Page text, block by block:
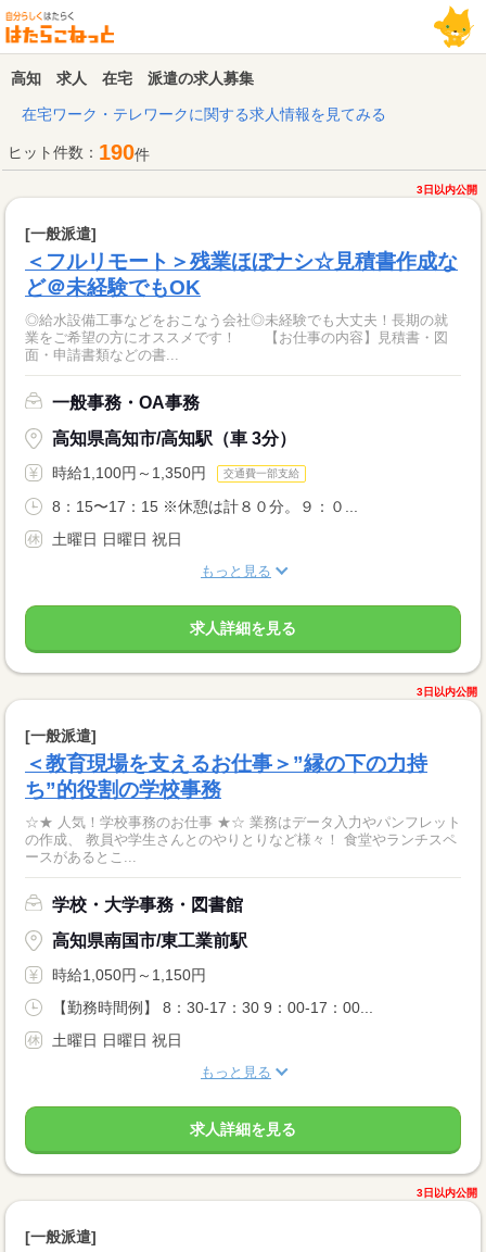
高知 求人 在宅 派遣の求人募集
在宅ワーク・テレワークに関する求人情報を見てみる
ヒット件数： 190件
3日以内公開
[一般派遣]
＜フルリモート＞残業ほぼナシ☆見積書作成な
ど＠未経験でもOK
◎給水設備工事などをおこなう会社◎未経験でも大丈夫！長期の就
業をご希望の方にオススメです！ 【お仕事の内容】見積書・図
面・申請書類などの書...
一般事務・OA事務
高知県高知市/高知駅（車 3分）
時給1,100円～1,350円 交通費一部支給
8：15〜17：15 ※休憩は計８０分。９：０...
土曜日 日曜日 祝日
もっと見る
求人詳細を見る
3日以内公開
[一般派遣]
＜教育現場を支えるお仕事＞”縁の下の力持
ち”的役割の学校事務
☆★ 人気！学校事務のお仕事 ★☆ 業務はデータ入力やパンフレット
の作成、 教員や学生さんとのやりとりなど様々！ 食堂やランチスペ
ースがあるとこ...
学校・大学事務・図書館
高知県南国市/東工業前駅
時給1,050円～1,150円
【勤務時間例】 8：30-17：30 9：00-17：00...
土曜日 日曜日 祝日
もっと見る
求人詳細を見る
3日以内公開
[一般派遣]